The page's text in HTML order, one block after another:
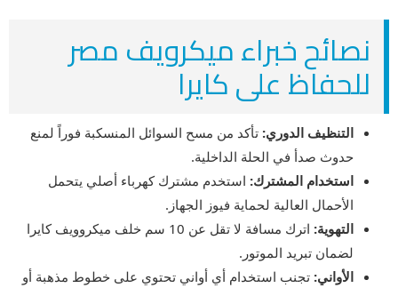
نصائح خبراء ميكرويف مصر
للحفاظ على كايرا
التنظيف الدوري: تأكد من مسح السوائل المنسكبة فوراً لمنع
حدوث صدأ في الحلة الداخلية.
استخدام المشترك: استخدم مشترك كهرباء أصلي يتحمل
الأحمال العالية لحماية فيوز الجهاز.
التهوية:
اترك مسافة لا تقل عن 10 سم خلف ميكروويف كايرا
لضمان تبريد الموتور.
الأواني: تجنب استخدام أي أواني تحتوي على خطوط مذهبة أو